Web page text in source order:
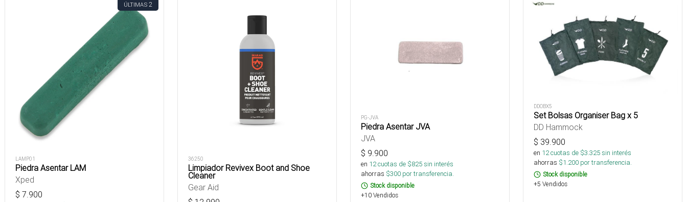
ÚLTIMAS 2
LAMP01
Piedra Asentar LAM
Xped
$ 7.900
36250
Limpiador Revivex Boot and Shoe
Cleaner
Gear Aid
PG-JVA
Piedra Asentar JVA
JVA
$ 9.900
en 12cuotas de $825sin interés
ahorras $300 por transferencia.
Stock disponible
+10 Vendidos
DDOBX5
Set Bolsas Organiser Bag x 5
DD Hammock
$ 39.900
en 12cuotas de $3.325sin interés
ahorras $1.200 por transferencia.
Stock disponible
+5 Vendidos